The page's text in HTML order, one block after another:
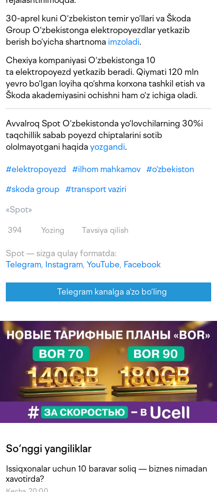
30-aprel kuni O‘zbekiston temir yo‘llari va Škoda
Group O‘zbekistonga elektropoyezdlar yetkazib
berish bo‘yicha shartnoma imzoladi.
Chexiya kompaniyasi O‘zbekistonga 10
ta elektropoyezd yetkazib beradi. Qiymati 120 mln
yevro bo‘lgan loyiha qo‘shma korxona tashkil etish va
Škoda akademiyasini ochishni ham o‘z ichiga oladi.
Avvalroq Spot O‘zbekistonda yo‘lovchilarning 30%i
taqchillik sabab poyezd chiptalarini sotib
ololmayotgani haqida yozgandi.
#elektropoyezd #ilhom mahkamov #o'zbekiston
#skoda group #transport vaziri
«Spot»
394 Yozing Tavsiya qilish
Spot — sizga qulay formatda:
Telegram, Instagram, YouTube, Facebook
Telegram kanalga a'zo bo‘ling
So‘nggi yangiliklar
Issiqxonalar uchun 10 baravar soliq — biznes nimadan
xavotirda?